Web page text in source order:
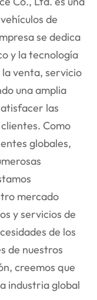
de
se dedica
y la tecnología
venta, servicio
una amplia
las
Como
globales,
mercado
y servicios de
de los
de nuestros
creemos que
industria global